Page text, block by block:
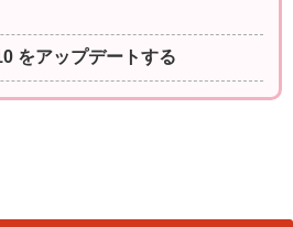
をアップデートする